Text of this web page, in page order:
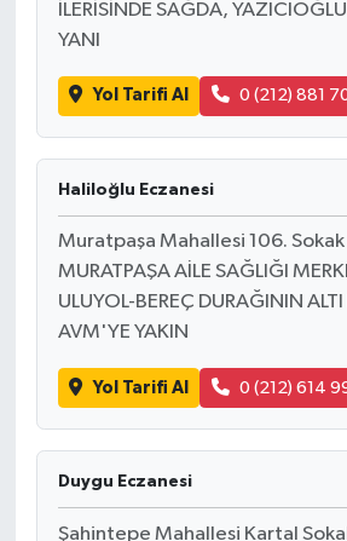
İLERİSİNDE SAĞDA,
YANI
Yol Tarifi Al 0 (212) 881
Haliloğlu Eczanesi
Muratpaşa Mahallesi 106. Sokak
MURATPAŞA AİLE SAĞLIĞI
ULUYOL-BEREÇ DURAĞININ
AVM'YE YAKIN
Yol Tarifi Al 0 (212) 614
Duygu Eczanesi
Şahintepe Mahallesi Kartal